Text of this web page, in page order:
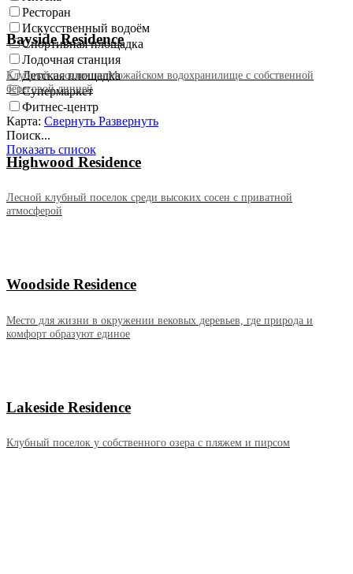
Ресторан
Искусственный водоём
Спортивная площадка
Лодочная станция
Детская площадка
Супермаркет
Фитнес-центр
Карта: Свернуть Развернуть
Поиск...
Показать список
Bayside Residence
Клубный поселок на Можайском водохранилище с собственной
береговой линией
Highwood Residence
Лесной клубный поселок среди высоких сосен с приватной
атмосферой
Woodside Residence
Место для жизни в окружении вековых деревьев, где природа и
комфорт образуют единое
Lakeside Residence
Клубный поселок у собственного озера с пляжем и пирсом